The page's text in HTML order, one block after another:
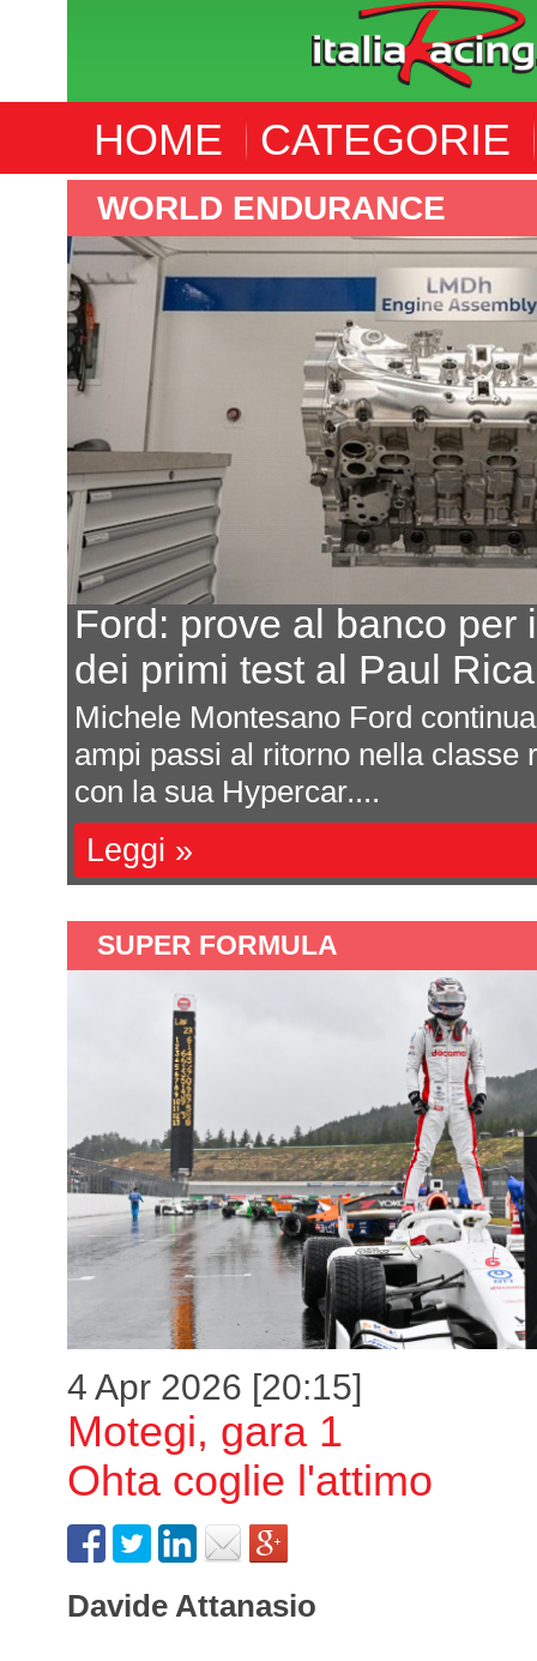
HOME CATEGORIE
al banco per il V8 in attesa
al Paul Ricard della LMDh
Ford continua ad avvicinarsi ad
nella classe regina del FIA WEC
SUPER FORMULA
4 Apr 2026 [20:15]
Motegi, gara 1
Ohta coglie l'attimo
Davide Attanasio